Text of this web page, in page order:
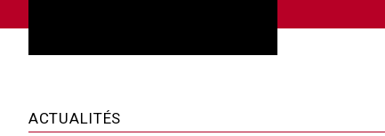
ACTUALITÉS